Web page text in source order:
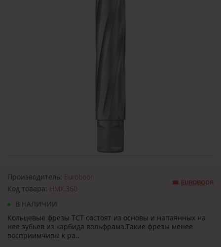
Производитель: Euroboor
Код товара: HMX.360
В НАЛИЧИИ
Кольцевые фрезы TCT состоят из основы и напаянных на
нее зубьев из карбида вольфрама.Такие фрезы менее
восприимчивы к ра..